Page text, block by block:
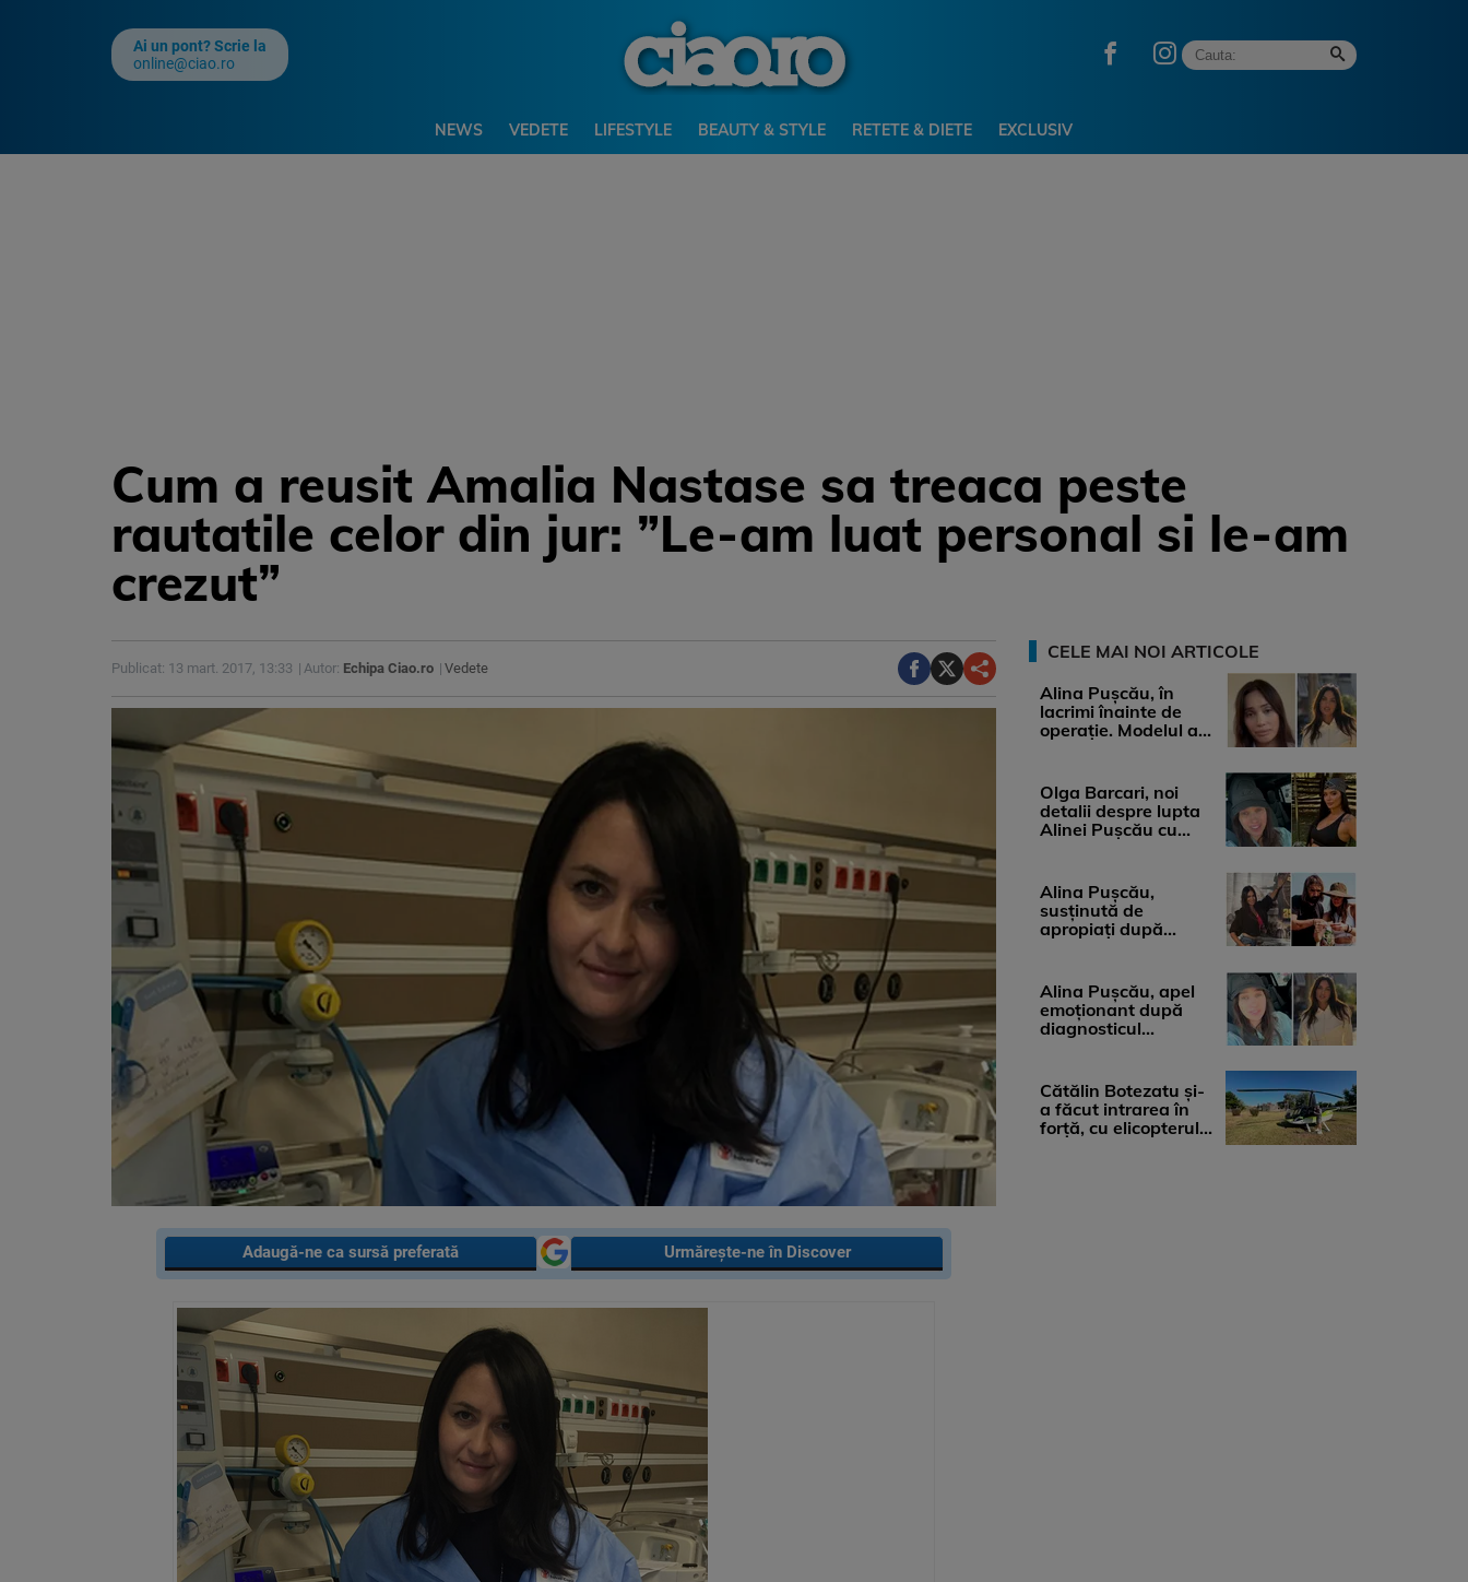
Ai un pont? Scrie la
online@ciao.ro
NEWS VEDETE LIFESTYLE BEAUTY & STYLE RETETE & DIETE EXCLUSIV
Cum a reusit Amalia Nastase sa treaca peste
rautatile celor din jur: ”Le-am luat personal si le-am
crezut”
Publicat: 13 mart. 2017, 13:33 Autor: Echipa Ciao.ro Vedete
Adaugă-ne ca sursă preferată Urmărește-ne în Discover
CELE MAI NOI ARTICOLE
Alina Pușcău, în
lacrimi înainte de
operație. Modelul a
Olga Barcari, noi
detalii despre lupta
Alinei Pușcău cu
Alina Pușcău,
susținută de
apropiați după
medicii, ...
Alina Pușcău, apel
emoționant după
diagnosticul
...
Cătălin Botezatu și-
a făcut intrarea în
forță, cu elicopterul,